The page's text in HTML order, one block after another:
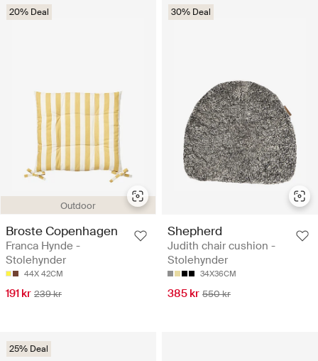
Outdoor
20% Deal
Broste Copenhagen
Franca Hynde -
Stolehynder
44X 42CM
191 kr 239 kr
30% Deal
Shepherd
Judith chair cushion -
Stolehynder
34X36CM
385 kr 550 kr
25% Deal